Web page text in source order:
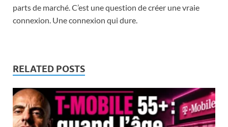
parts de marché. C’est une question de créer une vraie
connexion. Une connexion qui dure.
RELATED POSTS